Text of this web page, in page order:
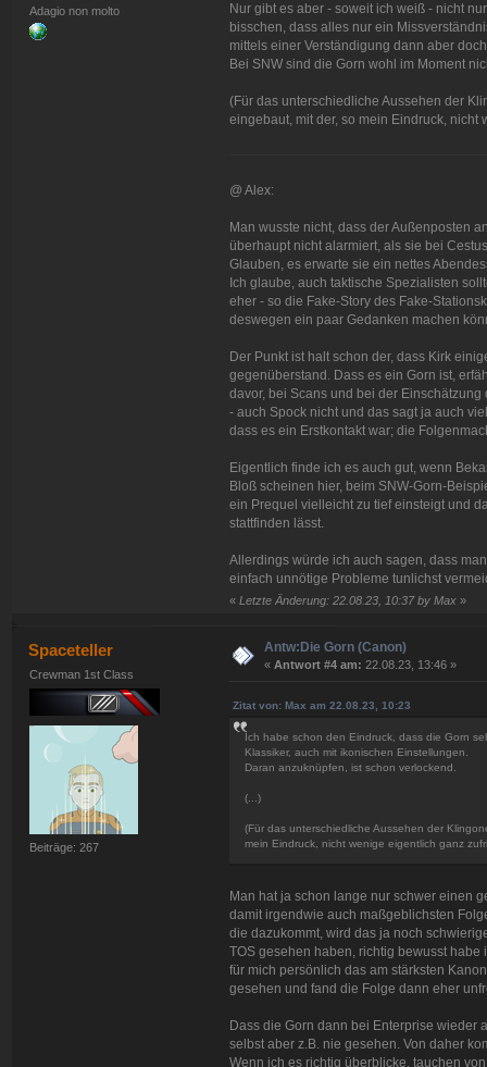
Adagio non molto
Nur gibt es aber - soweit ich weiß - nicht
bisschen, dass alles nur ein
mittels einer Verständigung dann aber
Bei SNW sind die Gorn wohl im Moment
(Für das unterschiedliche Aussehen der
eingebaut, mit der, so mein Eindruck,
@ Alex:
Man wusste nicht, dass der Außenposten
überhaupt nicht alarmiert, als sie bei
Glauben, es erwarte sie ein nettes
Ich glaube, auch taktische Spezialisten
eher - so die Fake-Story des Fake-
deswegen ein paar Gedanken machen
Der Punkt ist halt schon der, dass Kirk
gegenüberstand. Dass es ein Gorn ist,
davor, bei Scans und bei der
- auch Spock nicht und das sagt ja auch
dass es ein Erstkontakt war; die
Eigentlich finde ich es auch gut, wenn
Bloß scheinen hier, beim SNW-Gorn-
ein Prequel vielleicht zu tief einsteigt und
stattfinden lässt.
Allerdings würde ich auch sagen, dass
einfach unnötige Probleme tunlichst
« Letzte Änderung: 22.08.23, 10:37 by Max»
Spaceteller
Crewman 1st Class
Beiträge: 267
Antw:Die Gorn (Canon)
« Antwort #4 am: 22.08.23, 13:46 »
Zitat von: Max am 22.08.23, 10:23
Ich habe schon den Eindruck, dass die Gorn
Klassiker, auch mit ikonischen Einstellungen.
Daran anzuknüpfen, ist schon verlockend.
(...)
(Für das unterschiedliche Aussehen der
mein Eindruck, nicht wenige eigentlich ganz
Man hat ja schon lange nur schwer einen
damit irgendwie auch maßgeblichsten
die dazukommt, wird das ja noch
TOS gesehen haben, richtig bewusst
für mich persönlich das am stärksten
gesehen und fand die Folge dann eher
Dass die Gorn dann bei Enterprise wieder
selbst aber z.B. nie gesehen. Von daher
Wenn ich es richtig überblicke, tauchen